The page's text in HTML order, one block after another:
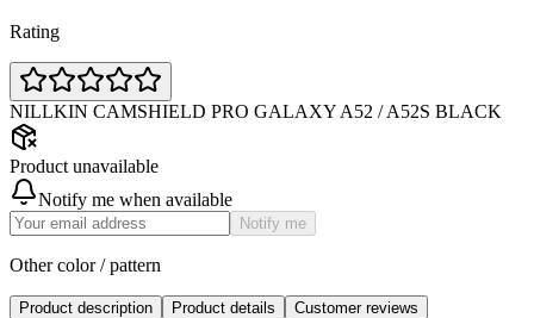
Rating
NILLKIN CAMSHIELD PRO GALAXY A52 / A52S BLACK
Product unavailable
Notify me when available
Notify me
Other color / pattern
Product description Product details
Customer reviews